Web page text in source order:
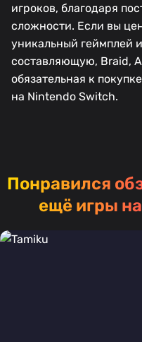
игроков, благодаря
сложности. Если вы
уникальный геймплей
составляющую, Braid,
обязательная к
на Nintendo Switch.
Понравился
ещё игры